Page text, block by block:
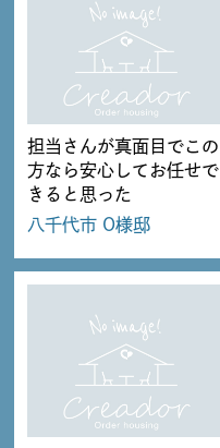
担当さんが真面目でこの
方なら安心してお任せで
きると思った
八千代市 O様邸